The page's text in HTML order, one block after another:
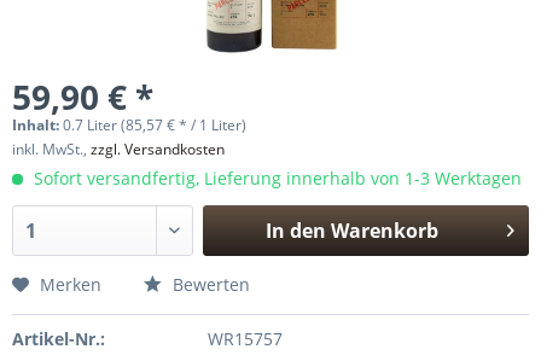
59,90 € *
Inhalt:0.7 Liter (85,57 € * / 1 Liter)
inkl. MwSt., zzgl. Versandkosten
Sofort versandfertig, Lieferung innerhalb von 1-3 Werktagen
In den Warenkorb
Merken Bewerten
Artikel-Nr.:
WR15757